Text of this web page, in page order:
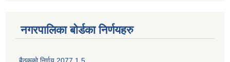
नगरपालिका बोर्डका निर्णयहरु